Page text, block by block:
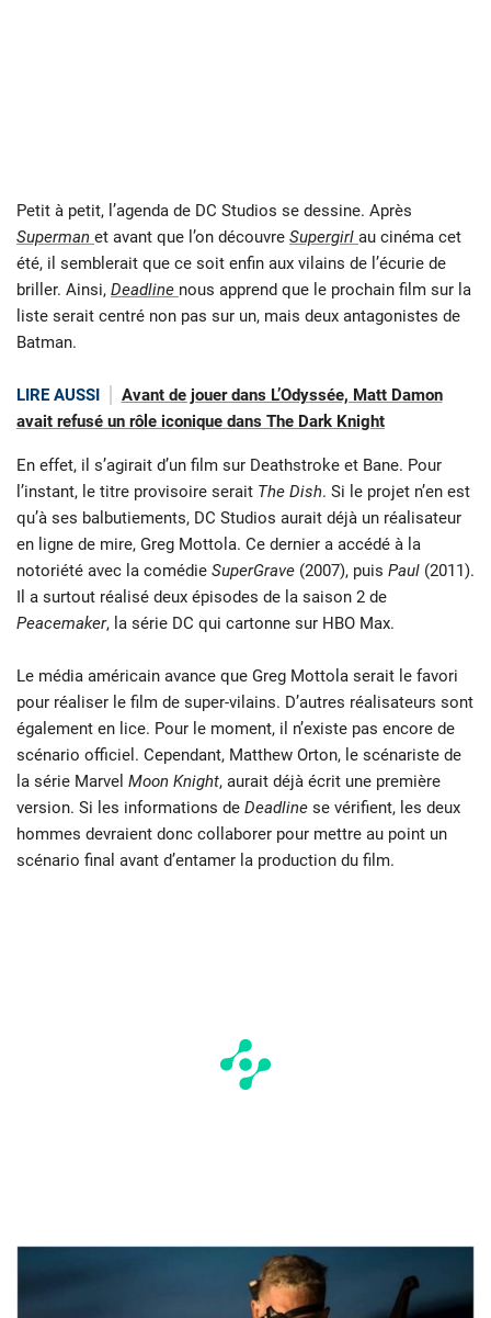
Petit à petit, l’agenda de DC Studios se dessine. Après
Superman et avant que l’on découvre Supergirl au cinéma cet
été, il semblerait que ce soit enfin aux vilains de l’écurie de
briller. Ainsi, Deadline nous apprend que le prochain film sur la
liste serait centré non pas sur un, mais deux antagonistes de
Batman.
LIRE AUSSI
Avant de jouer dans L’Odyssée, Matt Damon
avait refusé un rôle iconique dans The Dark Knight
En effet, il s’agirait d’un film sur Deathstroke et Bane. Pour
l’instant, le titre provisoire serait The Dish. Si le projet n’en est
qu’à ses balbutiements, DC Studios aurait déjà un réalisateur
en ligne de mire, Greg Mottola. Ce dernier a accédé à la
notoriété avec la comédie SuperGrave (2007), puis Paul (2011).
Il a surtout réalisé deux épisodes de la saison 2 de
Peacemaker, la série DC qui cartonne sur HBO Max.
Le média américain avance que Greg Mottola serait le favori
pour réaliser le film de super-vilains. D’autres réalisateurs sont
également en lice. Pour le moment, il n’existe pas encore de
scénario officiel. Cependant, Matthew Orton, le scénariste de
la série Marvel Moon Knight, aurait déjà écrit une première
version. Si les informations de Deadline se vérifient, les deux
hommes devraient donc collaborer pour mettre au point un
scénario final avant d’entamer la production du film.